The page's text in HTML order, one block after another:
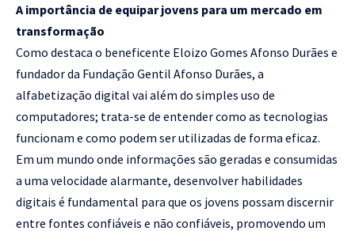
A importância de equipar jovens para um mercado em
transformação
Como destaca o beneficente Eloizo Gomes Afonso Durães e
fundador da Fundação Gentil Afonso Durães, a
alfabetização digital vai além do simples uso de
computadores; trata-se de entender como as tecnologias
funcionam e como podem ser utilizadas de forma eficaz.
Em um mundo onde informações são geradas e consumidas
a uma velocidade alarmante, desenvolver habilidades
digitais é fundamental para que os jovens possam discernir
entre fontes confiáveis e não confiáveis, promovendo um